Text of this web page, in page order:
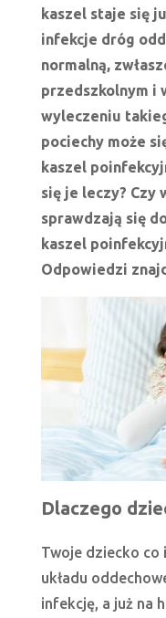
kaszel staje się
infekcje dróg
normalną,
przedszkolnym i
wyleczeniu
pociechy może
kaszel
się je leczy? Czy
sprawdzają się
kaszel
Odpowiedzi
Dlaczego
Twoje dziecko co
układu
infekcję, a już na